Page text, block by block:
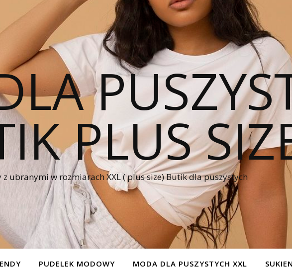
PLUS
z ubranymi w rozmiarach XXL ( plus size) Butik dla puszystych
PUDELEK MODOWY MODA DLA PUSZYSTYCH XXL